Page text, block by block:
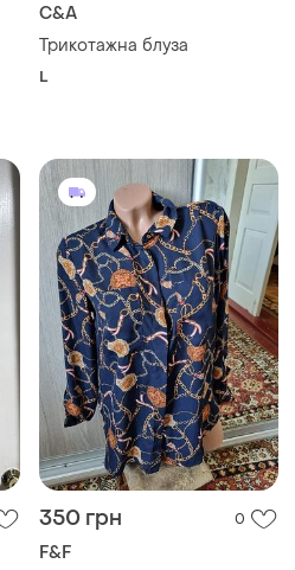
C&A
Трикотажна блуза
L
350 грн 0
F&F